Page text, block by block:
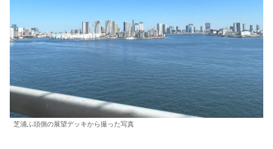
芝浦ふ頭側の展望デッキから撮った写真